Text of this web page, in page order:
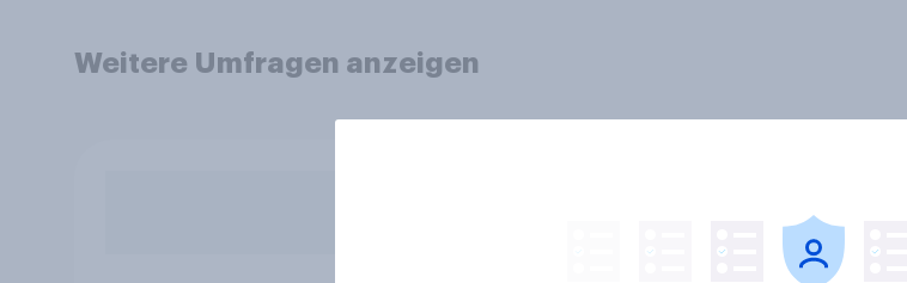
Weitere Umfragen anzeigen